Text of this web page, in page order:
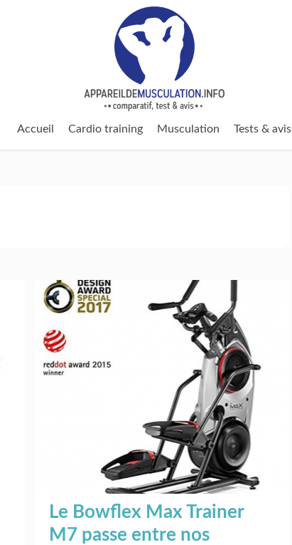
Accueil Cardio training Musculation Tests & avis
Le Bowflex Max Trainer
M7 passe entre nos